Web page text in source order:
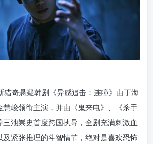
猎奇悬疑韩剧《异感追击：连瞳》由丁海
慧峻领衔主演，并由《鬼来电》、《杀手
三池崇史首度跨国执导，全剧充满刺激血
及紧张推理的斗智情节，绝对是喜欢恐怖